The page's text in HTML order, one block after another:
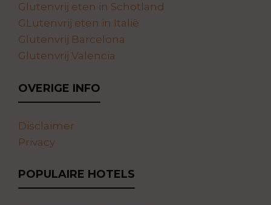
Glutenvrij eten in Schotland
GLutenvrij eten in Italië
Glutenvrij Barcelona
Glutenvrij Valencia
OVERIGE INFO
Disclaimer
Privacy
POPULAIRE HOTELS